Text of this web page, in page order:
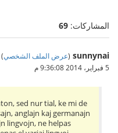
المشاركات: 69
sunnynai
(عرض الملف الشخصي)
5 فبراير، 2014 9:36:08 م
sed nur tial, ke mi de
anglajn kaj germanajn
lingvojn, ne helpas